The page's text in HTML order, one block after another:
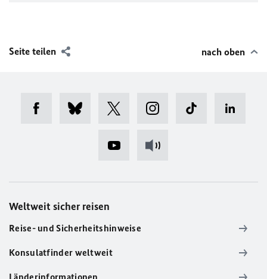
Seite teilen nach oben
Weltweit sicher reisen
Reise- und Sicherheitshinweise
Konsulatfinder weltweit